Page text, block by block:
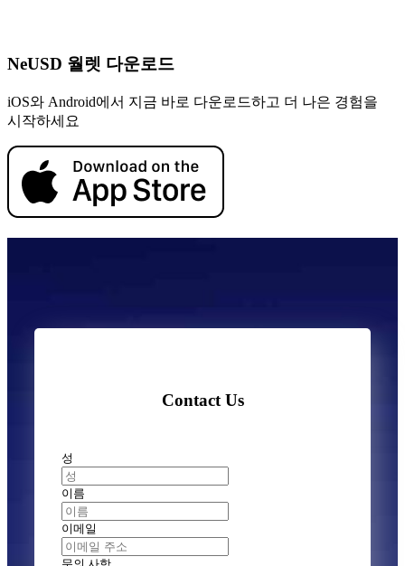
NeUSD 월렛 다운로드
iOS와 Android에서 지금 바로 다운로드하고 더 나은 경험을
시작하세요
Contact Us
성
이름
이메일